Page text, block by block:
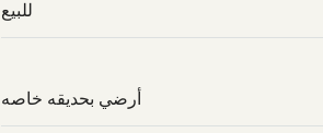
للبيع
أرضي بحديقه خاصه